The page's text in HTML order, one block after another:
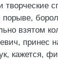
творческие
взятом
принес
кажется,